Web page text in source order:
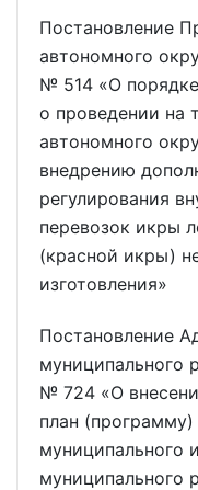
Постановление
автономного
№ 514 «О
о проведении на
автономного
внедрению
регулирования
перевозок икры
(красной икры)
изготовления»
Постановление
муниципального
№ 724 «О
план
муниципального
муниципального